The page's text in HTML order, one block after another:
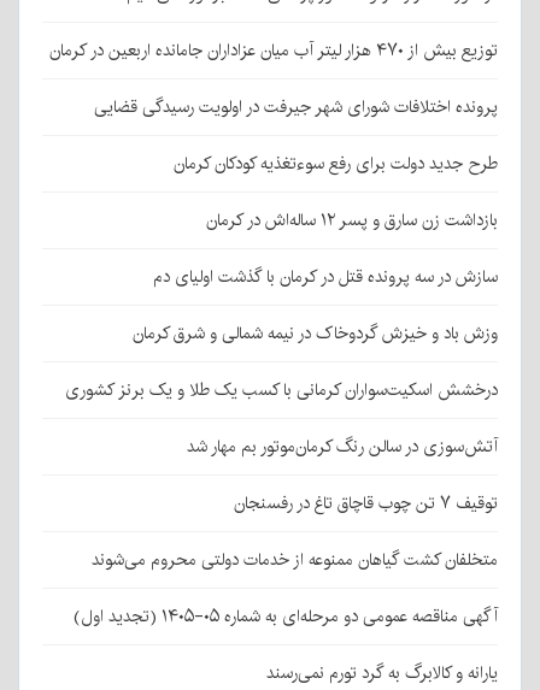
توزیع بیش از ۴۷۰ هزار لیتر آب میان عزاداران جامانده اربعین در کرمان
پرونده اختلافات شورای شهر جیرفت در اولویت رسیدگی قضایی
طرح جدید دولت برای رفع سوءتغذیه کودکان کرمان
بازداشت زن سارق و پسر ۱۲ ساله‌اش در کرمان
سازش در سه پرونده قتل در کرمان با گذشت اولیای دم
وزش باد و خیزش گردوخاک در نیمه شمالی و شرق کرمان
درخشش اسکیت‌سواران کرمانی با کسب یک طلا و یک برنز کشوری
آتش‌سوزی در سالن رنگ کرمان‌موتور بم مهار شد
توقیف ۷ تن چوب قاچاق تاغ در رفسنجان
متخلفان کشت گیاهان ممنوعه از خدمات دولتی محروم می‌شوند
آگهی مناقصه عمومی دو مرحله‌ای به شماره ۰۵-۱۴۰۵ (تجدید اول)
یارانه و کالابرگ به گرد تورم نمی‌رسند